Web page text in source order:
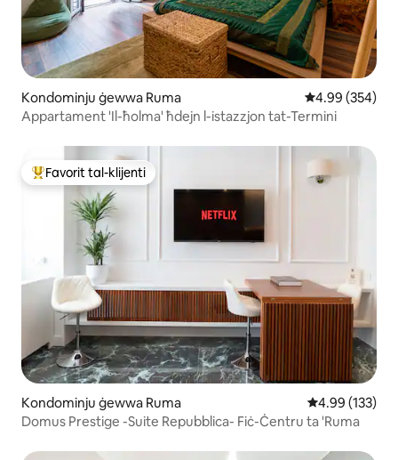
Kondominju ġewwa Ruma Rating medju
4.99 (354)
Appartament 'Il-ħolma' ħdejn l-istazzjon tat-Termini
Wieħed mill-aqwa favoriti tal-klijenti
Favorit tal-klijenti
Kondominju ġewwa Ruma Rating medju
4.99 (133)
Domus Prestige -Suite Repubblica- Fiċ-Ċentru ta 'Ruma